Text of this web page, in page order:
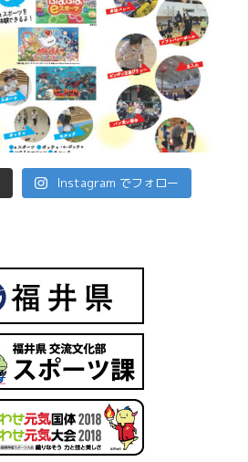
Instagram でフォロー